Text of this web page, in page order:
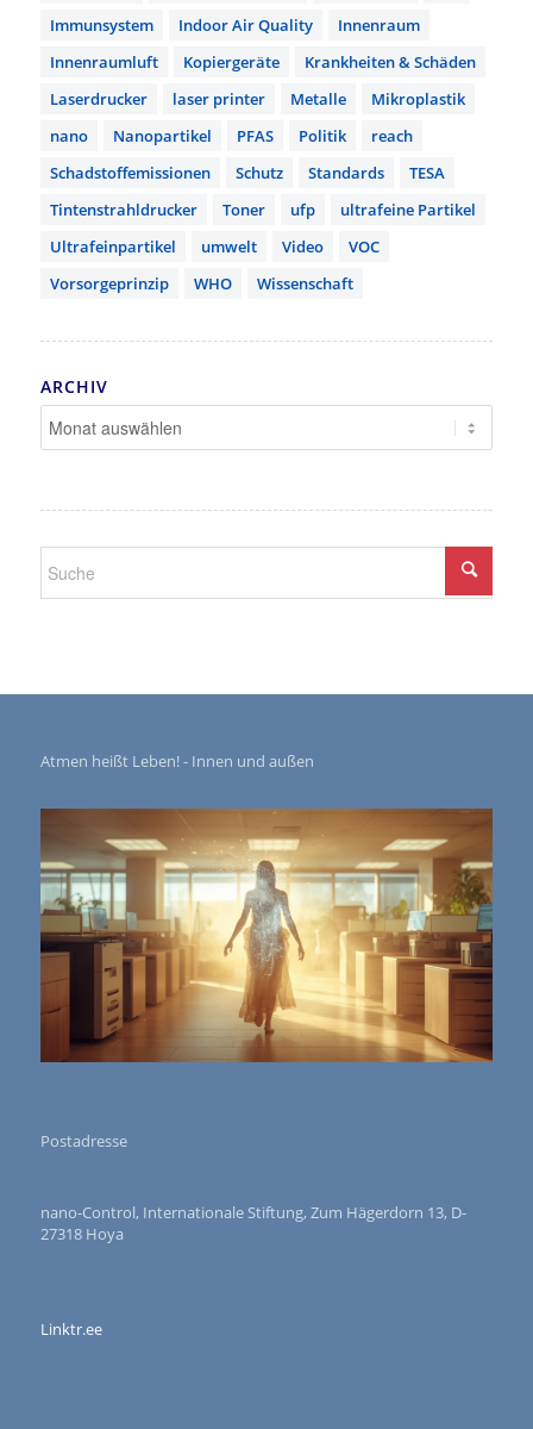
Immunsystem
Indoor Air Quality
Innenraum
Innenraumluft
Kopiergeräte
Krankheiten & Schäden
Laserdrucker
laser printer Metalle
Mikroplastik
nano
Nanopartikel PFAS Politik
reach
Schadstoffemissionen
Schutz Standards
TESA
Tintenstrahldrucker
Toner ufp
ultrafeine Partikel
Ultrafeinpartikel
umwelt Video
VOC
Vorsorgeprinzip
WHO Wissenschaft
ARCHIV
Atmen heißt Leben! - Innen und außen
Postadresse
nano-Control, Internationale Stiftung, Zum Hägerdorn 13, D-
27318 Hoya
Linktr.ee